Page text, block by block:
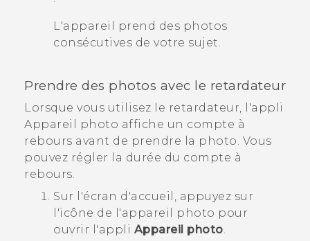
L'appareil prend des photos
consécutives de votre sujet.
Prendre des photos avec le retardateur
Lorsque vous utilisez le retardateur, l'appli
Appareil photo affiche un compte à
rebours avant de prendre la photo. Vous
pouvez régler la durée du compte à
rebours.
Sur l'écran d'accueil , appuyez sur
l'icône de l'appareil photo pour
ouvrir l'appli Appareil photo.